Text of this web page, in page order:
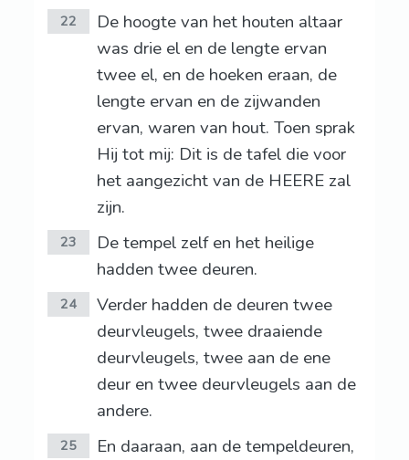
22
De hoogte van het houten altaar
was drie el en de lengte ervan
twee el, en de hoeken eraan, de
lengte ervan en de zijwanden
ervan, waren van hout. Toen sprak
Hij tot mij: Dit is de tafel die voor
het aangezicht van de HEERE zal
zijn.
23
De tempel zelf en het heilige
hadden twee deuren.
24
Verder hadden de deuren twee
deurvleugels, twee draaiende
deurvleugels, twee aan de ene
deur en twee deurvleugels aan de
andere.
25
En daaraan, aan de tempeldeuren,